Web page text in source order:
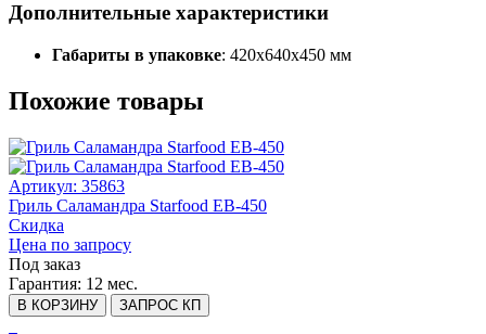
Дополнительные характеристики
Габариты в упаковке: 420х640х450 мм
Похожие товары
Артикул: 35863
Гриль Саламандра Starfood ЕВ-450
Скидка
Цена по запросу
Под заказ
Гарантия: 12 мес.
В КОРЗИНУ ЗАПРОС КП